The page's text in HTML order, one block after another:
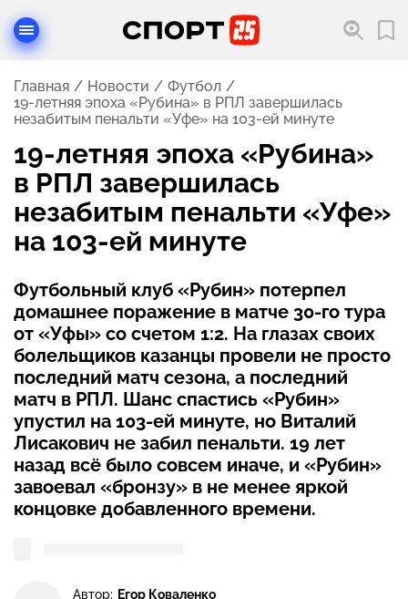
Главная Новости
Футбол
19-летняя эпоха «Рубина» в РПЛ завершилась
незабитым пенальти «Уфе» на 103-ей минуте
19-летняя эпоха «Рубина»
в РПЛ завершилась
незабитым пенальти «Уфе»
на 103-ей минуте
Футбольный клуб «Рубин» потерпел
домашнее поражение в матче 30-го тура
от «Уфы» со счетом 1:2. На глазах своих
болельщиков казанцы провели не просто
последний матч сезона, а последний
матч в РПЛ. Шанс спастись «Рубин»
упустил на 103-ей минуте, но Виталий
Лисакович не забил пенальти. 19 лет
назад всё было совсем иначе, и «Рубин»
завоевал «бронзу» в не менее яркой
концовке добавленного времени.
Автор: Егор Коваленко